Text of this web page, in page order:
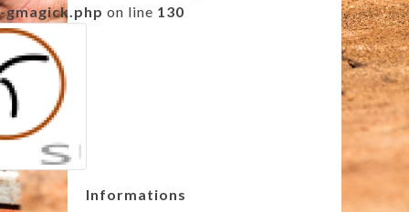
on line 130
Informations